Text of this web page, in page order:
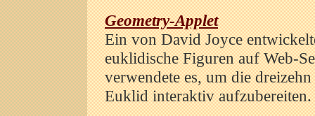
Geometry-Applet
Ein von David Joyce
euklidische Figuren auf Web-
verwendete es, um die
Euklid interaktiv aufzubereiten.